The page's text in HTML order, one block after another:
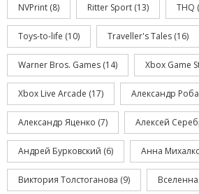
NVPrint (8) Ritter Sport (13) THQ
Toys-to-life (10) Traveller's Tales (16)
Warner Bros. Games (14) Xbox Game
Xbox Live Arcade (17) Александр
Александр Яценко (7) Алексей
Андрей Бурковский (6) Анна
Виктория Толстоганова (9)